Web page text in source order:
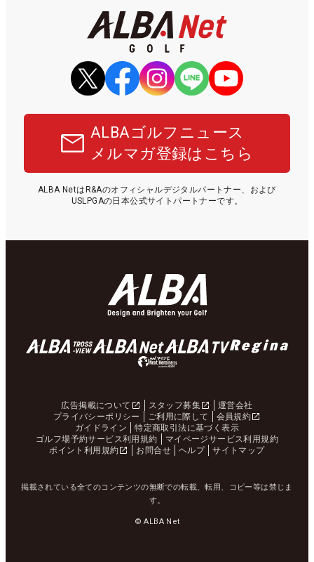
ALBAゴルフニュース
メルマガ登録はこちら
ALBA NetはR&Aのオフィシャルデジタルパートナー、および
USLPGAの日本公式サイトパートナーです。
広告掲載について スタッフ募集
運営会社
プライバシーポリシー
ご利用に際して
会員規約
ガイドライン
特定商取引法に基づく表示
ゴルフ場予約サービス利用規約
マイページサービス利用規約
ポイント利用規約
お問合せ ヘルプ サイトマップ
掲載されている全てのコンテンツの無断での転載、転用、コピー等は禁じま
す。
© ALBA Net